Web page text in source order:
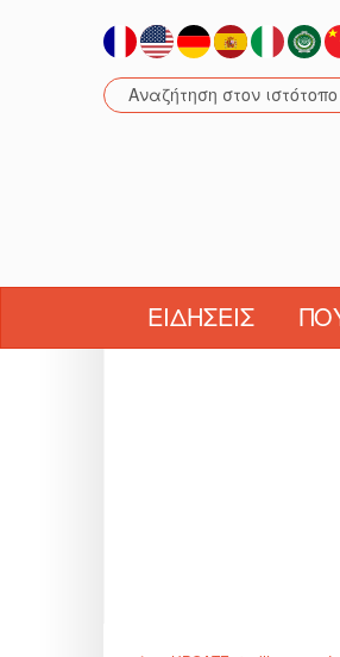
ΕΙΔΉΣΕΙΣ